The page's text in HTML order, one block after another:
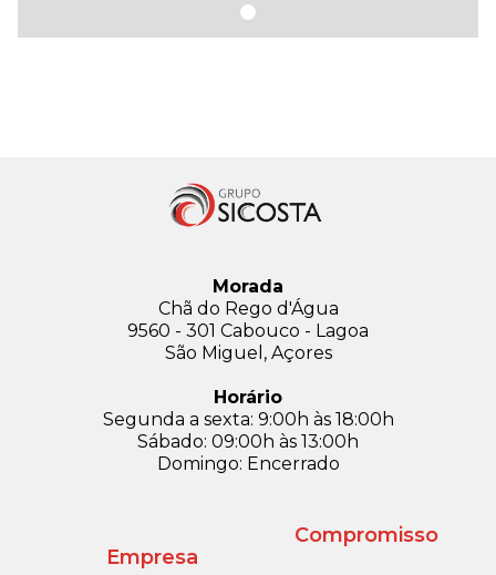
Morada
Chã do Rego d'Água
9560 - 301 Cabouco - Lagoa
São Miguel, Açores
Horário
Segunda a sexta: 9:00h às 18:00h
Sábado: 09:00h às 13:00h
Domingo: Encerrado
Empresa
Compromisso